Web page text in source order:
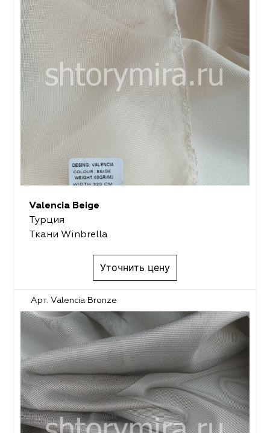
Valencia Beige
Турция
Ткани Winbrella
Уточнить цену
Арт. Valencia Bronze